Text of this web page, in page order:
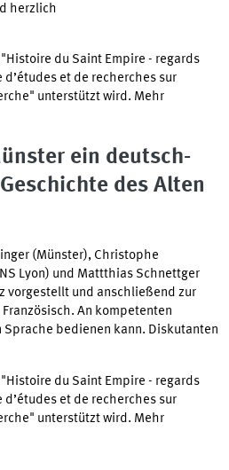
herzlich
du Saint Empire - regards
et de recherches sur
unterstützt wird. Mehr
ein deutsch-
des Alten
(Münster), Christophe
Lyon) und Mattthias Schnettger
vorgestellt und anschließend zur
An kompetenten
bedienen kann. Diskutanten
du Saint Empire - regards
et de recherches sur
unterstützt wird. Mehr